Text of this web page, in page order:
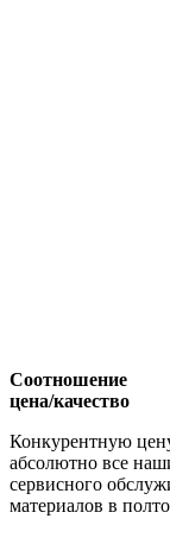
Соотношение
цена/качество
Конкурентную
абсолютно все
сервисного
материалов в